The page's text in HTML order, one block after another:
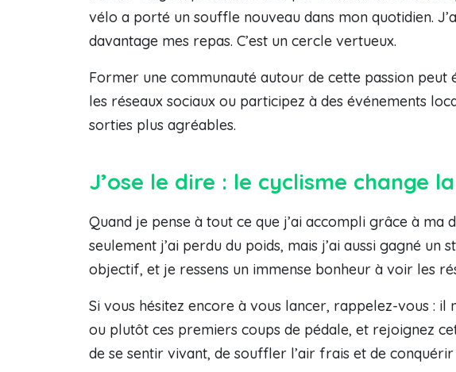
vélo a porté un souffle nouveau dans mon quotidien.
davantage mes repas. C’est un cercle vertueux.
Former une communauté autour de cette passion
les réseaux sociaux ou participez à des événements
sorties plus agréables.
J’ose le dire : le cyclisme change
Quand je pense à tout ce que j’ai accompli grâce à
seulement j’ai perdu du poids, mais j’ai aussi gagné
objectif, et je ressens un immense bonheur à voir les
Si vous hésitez encore à vous lancer, rappelez-vous :
ou plutôt ces premiers coups de pédale, et rejoignez
de se sentir vivant, de souffler l’air frais et de